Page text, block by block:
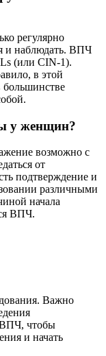
регулярно
и наблюдать. ВПЧ
(или CIN-1).
в этой
большинстве
у женщин?
возможно с
от
подтверждение и
различными
начала
ВПЧ.
Важно
ВПЧ, чтобы
и начать